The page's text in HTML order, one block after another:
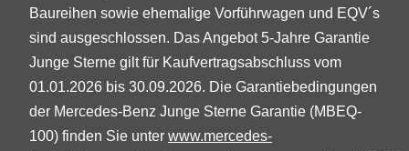
Baureihen sowie ehemalige Vorführwagen und EQV´s
sind ausgeschlossen. Das Angebot 5-Jahre Garantie
Junge Sterne gilt für Kaufvertragsabschluss vom
01.01.2026 bis 30.09.2026. Die Garantiebedingungen
der Mercedes-Benz Junge Sterne Garantie (MBEQ-
100) finden Sie unter www.mercedes-